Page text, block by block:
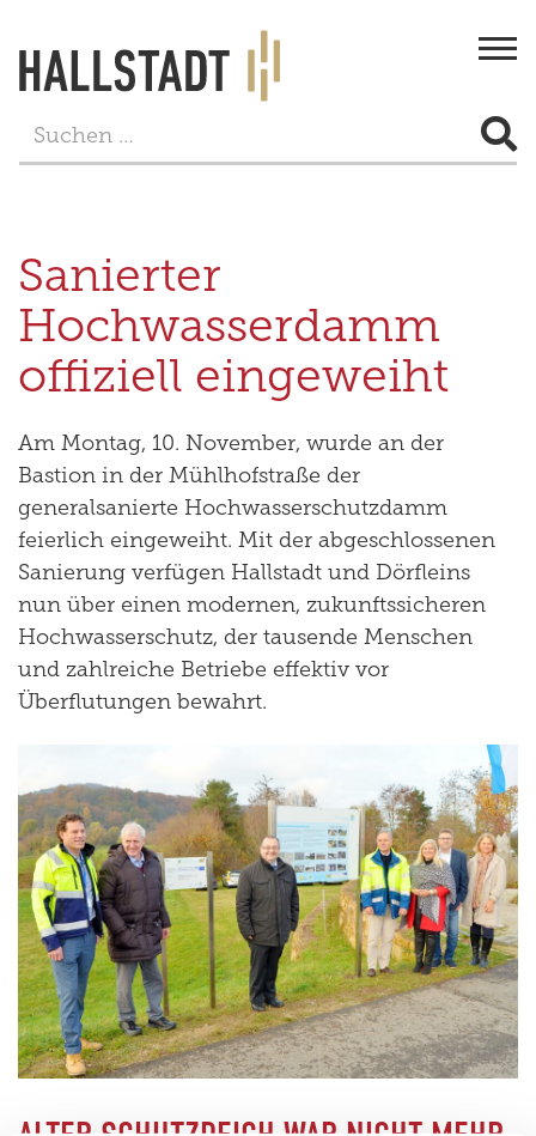
LEBEN
FREIZEIT
TOURISMUS
PROJEKTE
Sanierter
Hochwasserdamm
offiziell eingeweiht
Am Montag, 10. November, wurde an der
Bastion in der Mühlhofstraße der
generalsanierte Hochwasserschutzdamm
feierlich eingeweiht. Mit der abgeschlossenen
Sanierung verfügen Hallstadt und Dörfleins
nun über einen modernen, zukunftssicheren
Hochwasserschutz, der tausende Menschen
und zahlreiche Betriebe effektiv vor
Überflutungen bewahrt.